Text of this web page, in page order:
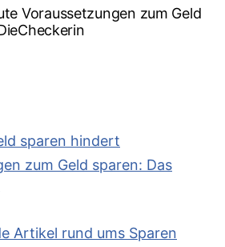
gute
sparen hindert
zum Geld sparen: Das
Artikel rund ums Sparen